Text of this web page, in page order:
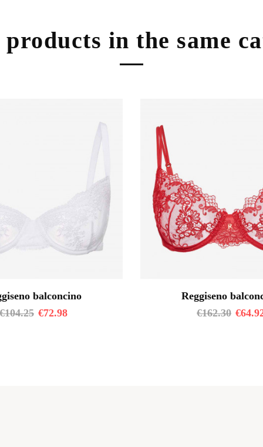
in the same
balconcino
€104.25 €72.98
Reggiseno
€162.30 €